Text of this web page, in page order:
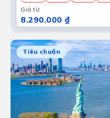
Giá từ:
8.290.000 ₫
Tiêu chuẩn